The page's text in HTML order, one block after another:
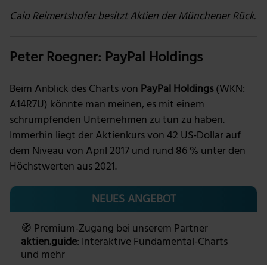
Caio Reimertshofer besitzt Aktien der Münchener Rück.
Peter Roegner: PayPal Holdings
Beim Anblick des Charts von PayPal Holdings(WKN:
A14R7U) könnte man meinen, es mit einem
schrumpfenden Unternehmen zu tun zu haben.
Immerhin liegt der Aktienkurs von 42 US-Dollar auf
dem Niveau von April 2017 und rund 86 % unter den
Höchstwerten aus 2021.
NEUES ANGEBOT
🧭 Premium-Zugang bei unserem Partner
aktien.guide: Interaktive Fundamental-Charts
und mehr